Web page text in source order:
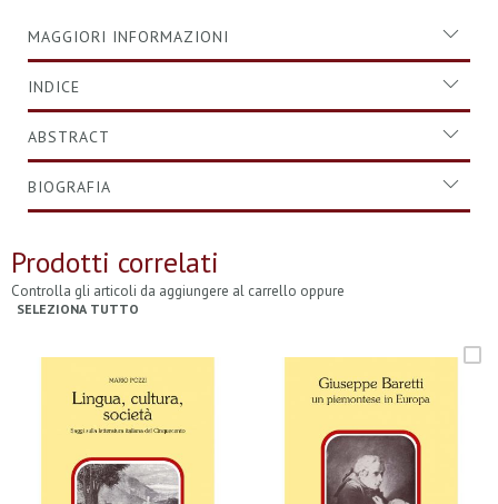
MAGGIORI INFORMAZIONI
INDICE
ABSTRACT
BIOGRAFIA
Prodotti correlati
Controlla gli articoli da aggiungere al carrello oppure
SELEZIONA TUTTO